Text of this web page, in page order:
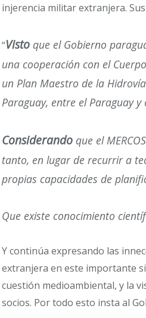
injerencia militar extranjera.
“Visto que el Gobierno
una cooperación con el
un Plan Maestro de la
Paraguay, entre el Paraguay
Considerando que el
tanto, en lugar de recurrir a
propias capacidades de
Que existe conocimiento
Y continúa expresando las
extranjera en este importante
cuestión medioambiental, y la
socios. Por todo esto insta al